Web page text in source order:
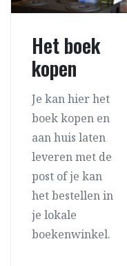
Het boek
kopen
Je kan hier het
boek kopen en
aan huis laten
leveren met de
post of je kan
het bestellen in
je lokale
boekenwinkel.